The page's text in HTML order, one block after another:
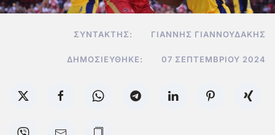
ΣΥΝΤΆΚΤΗΣ: ΓΙΆΝΝΗΣ ΓΙΑΝΝΟΥΔΆΚΗΣ
ΔΗΜΟΣΙΕΎΘΗΚΕ: 07 ΣΕΠΤΕΜΒΡΊΟΥ 2024